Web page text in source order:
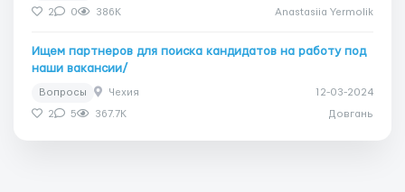
2 0 386K Anastasiia Yermolik
Ищем партнеров для поиска кандидатов на работу под
наши вакансии/
Вопросы Чехия 12-03-2024
2 5 367.7K Довгань